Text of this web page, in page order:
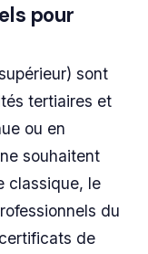
pour
sont
tertiaires et
ou en
souhaitent
classique, le
du
de